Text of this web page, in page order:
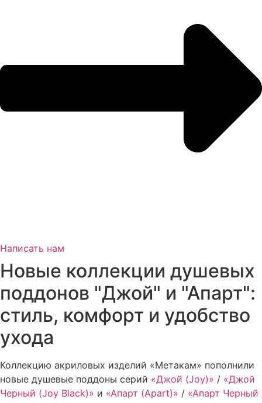
Написать нам
Новые коллекции душевых
поддонов "Джой" и "Апарт":
стиль, комфорт и удобство
ухода
Коллекцию акриловых изделий «Метакам» пополнили
новые душевые поддоны серий «Джой (Joy)» / «Джой
Черный (Joy Black)» и «Апарт (Apart)» / «Апарт Черный